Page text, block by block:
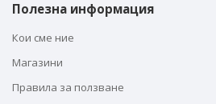
Полезна информация
Кои сме ние
Магазини
Правила за ползване